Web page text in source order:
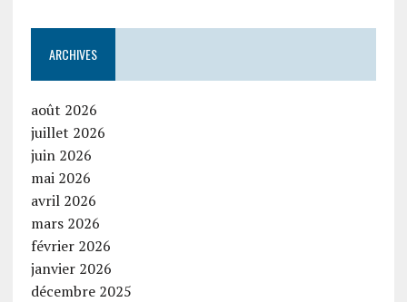
ARCHIVES
août 2026
juillet 2026
juin 2026
mai 2026
avril 2026
mars 2026
février 2026
janvier 2026
décembre 2025